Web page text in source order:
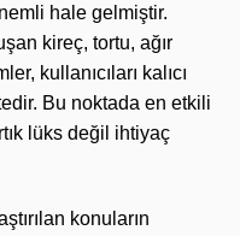
hale gelmiştir.
kireç, tortu, ağır
kullanıcıları kalıcı
Bu noktada en etkili
lüks değil ihtiyaç
konuların